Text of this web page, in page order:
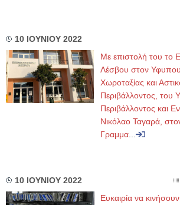
10 ΙΟΥΝΙΟΥ 2022
Με επιστολή του το
Λέσβου στον
Χωροταξίας και
Περιβάλλοντος, του
Περιβάλλοντος και
Νικόλαο Ταγαρά,
Γραμμα
10 ΙΟΥΝΙΟΥ 2022
Ευκαιρία να